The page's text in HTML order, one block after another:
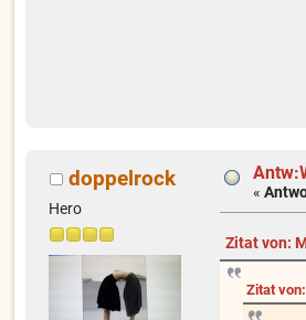
doppelrock
Hero
«
Zitat von:
Zitat